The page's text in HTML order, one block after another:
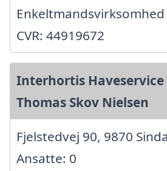
Enkeltmandsvirksomhed
CVR: 44919672
Interhortis Haveservice
Thomas Skov Nielsen
Fjelstedvej 90, 9870
Ansatte: 0